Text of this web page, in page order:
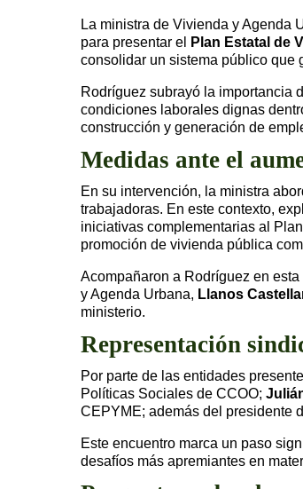
La ministra de Vivienda y Agenda
para presentar el
Plan Estatal de
consolidar un sistema público que
Rodríguez subrayó la importancia
condiciones laborales dignas
construcción y generación de
Medidas ante el
En su intervención, la ministra
trabajadoras. En este contexto,
iniciativas complementarias al
promoción de vivienda pública
Acompañaron a Rodríguez en
y Agenda Urbana, Llanos
ministerio.
Representación
Por parte de las entidades
Políticas Sociales de CCOO;
CEPYME; además del presidente
Este encuentro marca un paso
desafíos más apremiantes en